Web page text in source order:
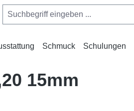
Schmuck Schulungen
15mm